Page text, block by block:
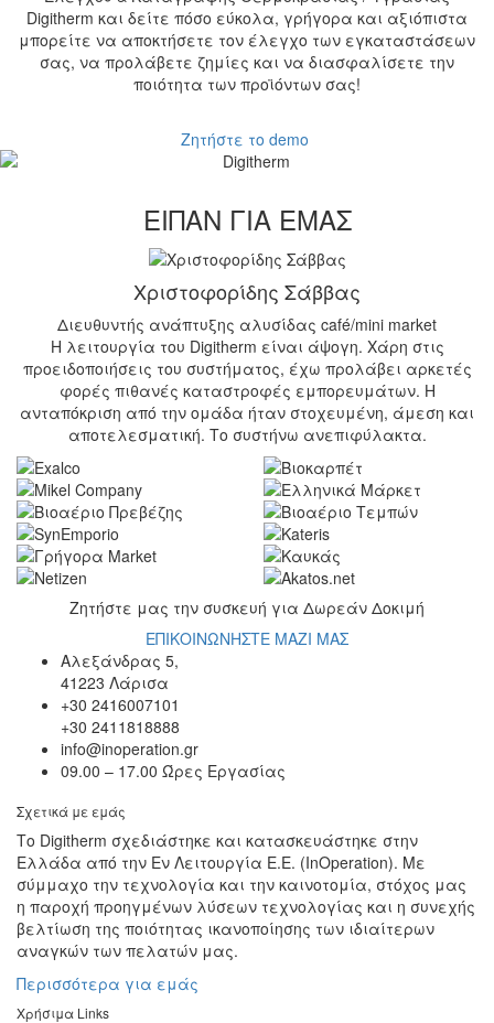
Digitherm και δείτε πόσο εύκολα, γρήγορα και αξιόπιστα
μπορείτε να αποκτήσετε τον έλεγχο των εγκαταστάσεων
σας, να προλάβετε ζημίες και να διασφαλίσετε την
ποιότητα των προϊόντων σας!
Ζητήστε το demo
ΕΙΠΑΝ ΓΙΑ ΕΜΑΣ
src
src
Χριστοφορίδης Σάββας
Διευθυντής ανάπτυξης αλυσίδας café/mini market
Η λειτουργία του Digitherm είναι άψογη. Χάρη στις
προειδοποιήσεις του συστήματος, έχω προλάβει αρκετές
φορές πιθανές καταστροφές εμπορευμάτων. Η
ανταπόκριση από την ομάδα ήταν στοχευμένη, άμεση και
αποτελεσματική. Το συστήνω ανεπιφύλακτα.
Ζητήστε μας την συσκευή για Δωρεάν Δοκιμή
ΕΠΙΚΟΙΝΩΝΗΣΤΕ ΜΑΖΙ ΜΑΣ
Αλεξάνδρας 5,
41223 Λάρισα
+30 2416007101
+30 2411818888
info@inoperation.gr
09.00 – 17.00 Ώρες Εργασίας
Σχετικά με εμάς
Το Digitherm σχεδιάστηκε και κατασκευάστηκε στην
Ελλάδα από την Εν Λειτουργία Ε.Ε. (InOperation). Με
σύμμαχο την τεχνολογία και την καινοτομία, στόχος μας
η παροχή προηγμένων λύσεων τεχνολογίας και η συνεχής
βελτίωση της ποιότητας ικανοποίησης των ιδιαίτερων
αναγκών των πελατών μας.
Περισσότερα για εμάς
Χρήσιμα Links